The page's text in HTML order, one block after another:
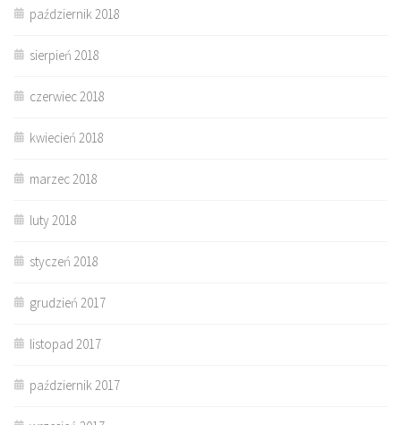
październik 2018
sierpień 2018
czerwiec 2018
kwiecień 2018
marzec 2018
luty 2018
styczeń 2018
grudzień 2017
listopad 2017
październik 2017